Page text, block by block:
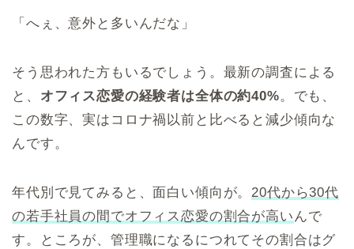
「へぇ、意外と多いんだな」
そう思われた方もいるでしょう。最新の調査による
と、 オフィス恋愛の経験者は全体の約40%。でも、
この数字、実はコロナ禍以前と比べると減少傾向な
んです。
年代別で見てみると、面白い傾向が。 20代から30代
の若手社員の間でオフィス恋愛の割合が高い んで
す。ところが、管理職になるにつれてその割合はグ